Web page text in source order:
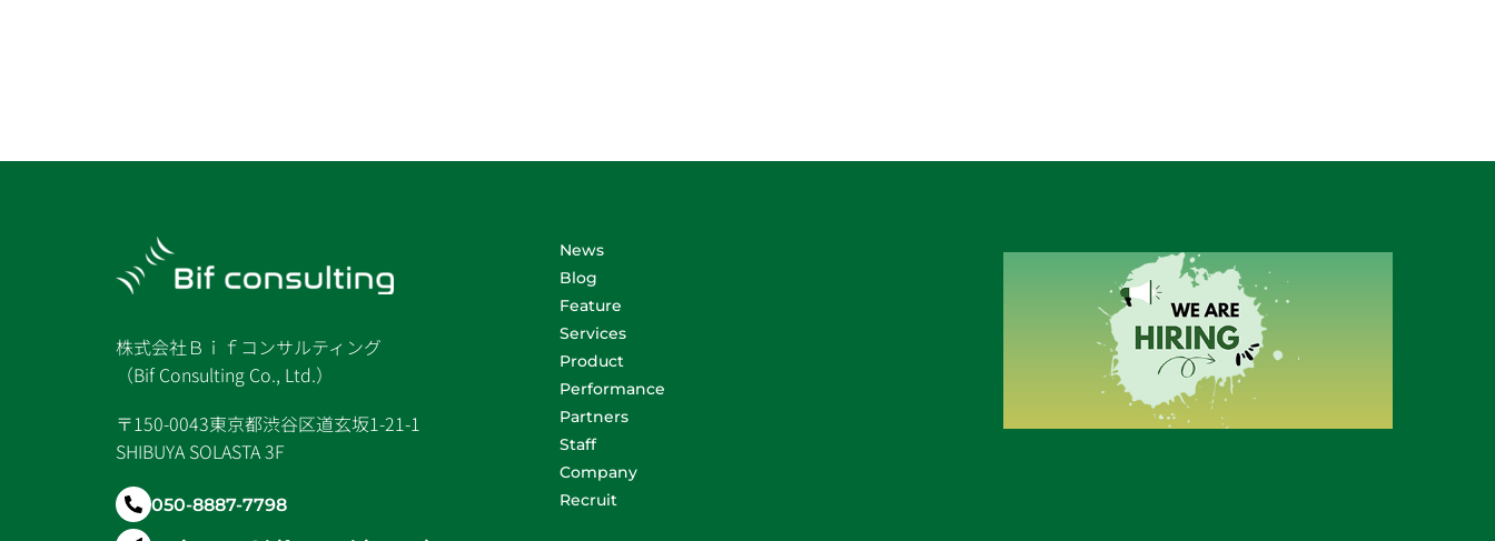
株式会社Ｂｉｆコンサルティング
（Bif Consulting Co., Ltd.）
〒150-0043東京都渋谷区道玄坂1-21-1
SHIBUYA SOLASTA 3F
050-8887-7798
News
Blog
Feature
Services
Product
Performance
Partners
Staff
Company
Recruit